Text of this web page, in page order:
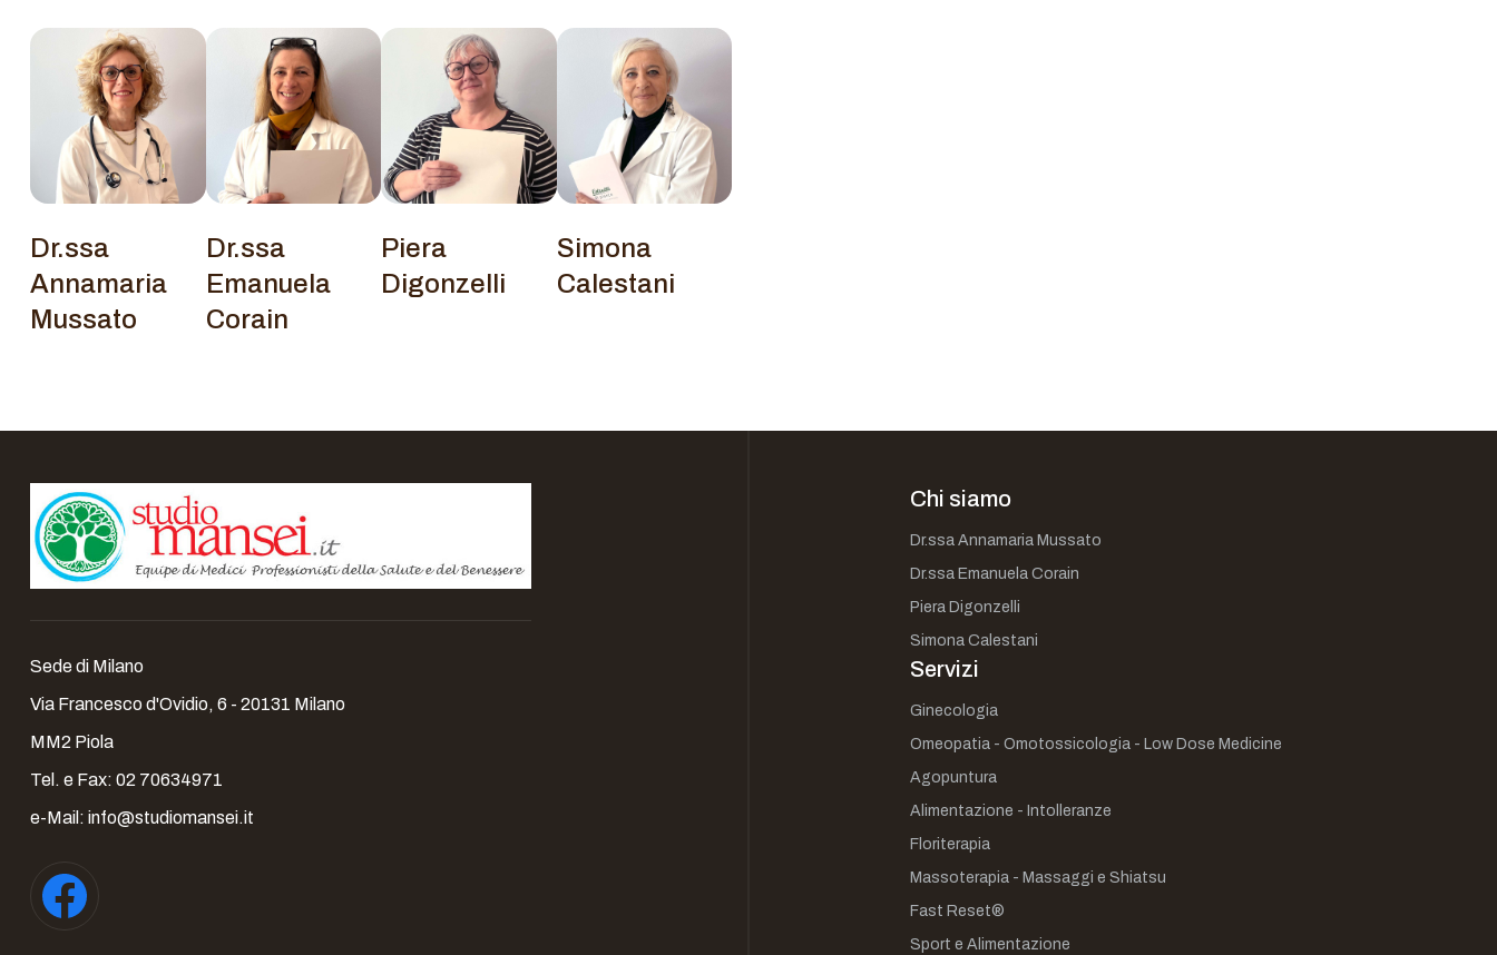
Dr.ssa
Annamaria
Mussato
Dr.ssa
Emanuela
Corain
Piera
Digonzelli
Simona
Calestani
Sede di Milano
Via Francesco d'Ovidio, 6 - 20131 Milano
MM2 Piola
Tel. e Fax: 02 70634971
e-Mail: info@studiomansei.it
Chi siamo
Dr.ssa Annamaria Mussato
Dr.ssa Emanuela Corain
Piera Digonzelli
Simona Calestani
Servizi
Ginecologia
Omeopatia - Omotossicologia - Low Dose Medicine
Agopuntura
Alimentazione - Intolleranze
Floriterapia
Massoterapia - Massaggi e Shiatsu
Fast Reset®
Sport e Alimentazione